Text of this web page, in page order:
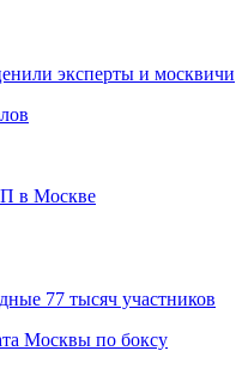
эксперты и москвичи
в Москве
77 тысяч участников
Москвы по боксу